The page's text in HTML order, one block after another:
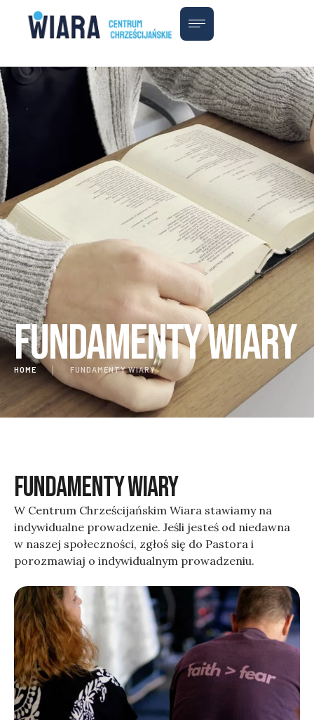
Fundamenty Wiary
HOME │ FUNDAMENTY WIARY
FUNDAMENTY WIARY
W Centrum Chrześcijańskim Wiara stawiamy na
indywidualne prowadzenie. Jeśli jesteś od niedawna
w naszej społeczności, zgłoś się do Pastora i
porozmawiaj o indywidualnym prowadzeniu.